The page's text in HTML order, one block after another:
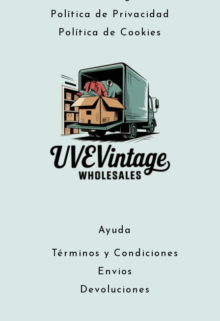
Política de Privacidad
Política de Cookies
Ayuda
Términos y Condiciones
Envios
Devoluciones